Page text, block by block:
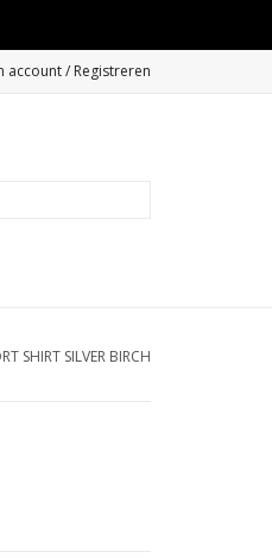
account / Registreren
SHIRT SILVER BIRCH